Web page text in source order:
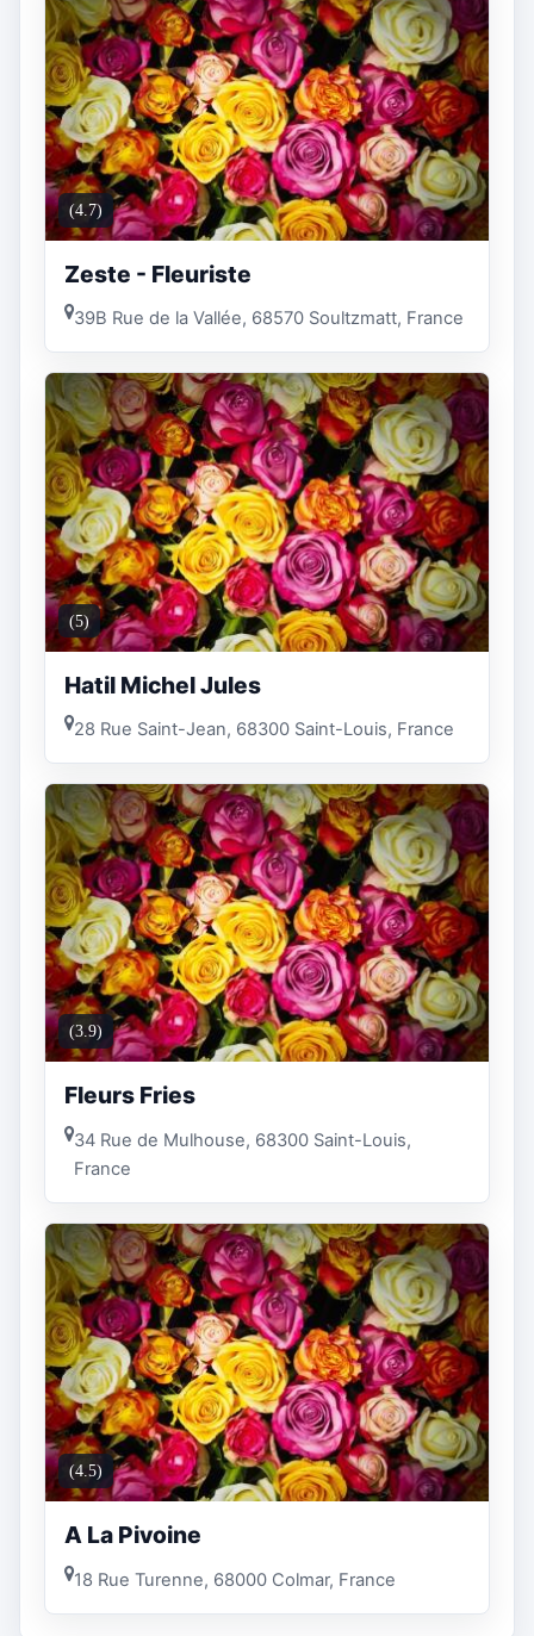
(4.7)
Zeste - Fleuriste
39B Rue de la Vallée, 68570 Soultzmatt, France
(5)
Hatil Michel Jules
28 Rue Saint-Jean, 68300 Saint-Louis, France
(3.9)
Fleurs Fries
34 Rue de Mulhouse, 68300 Saint-Louis,
France
(4.5)
A La Pivoine
18 Rue Turenne, 68000 Colmar, France